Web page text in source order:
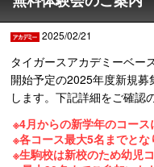
2025/02/21
タイガースアカデミーベー
開始予定の2025年度新規
します。下記詳細をご確認
※4月からの新学年のコース
※各コース最大5名までとな
※生駒校は新校のため幼児